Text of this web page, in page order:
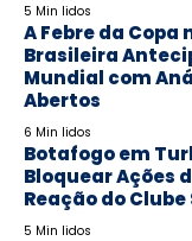
5 Min lidos
A Febre da
Brasileira
Mundial com
Abertos
6 Min lidos
Botafogo em
Bloquear Ações
Reação do Clube
5 Min lidos